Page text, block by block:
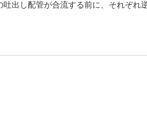
吐出し配管が合流する前に、それぞれ